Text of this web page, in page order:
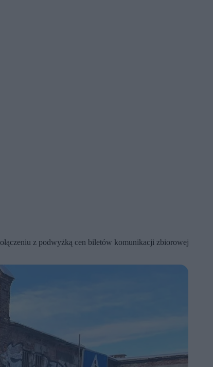
z podwyżką cen biletów komunikacji zbiorowej